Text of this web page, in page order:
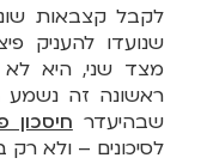
לקבל קצבאות
שנועדו להעניק
מצד שני, היא לא
ראשונה זה נשמע
שבהיעדר חיסכון
לסיכונים – ולא